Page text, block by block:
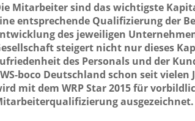
Mitarbeiter sind das wichtigste
entsprechende Qualifizierung der
des jeweiligen
steigert nicht nur dieses
des Personals und der
boco Deutschland schon seit
mit dem WRP Star 2015 für
ausgezeichnet.